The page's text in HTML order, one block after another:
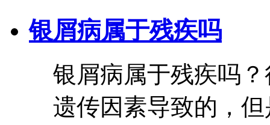
银屑病属于残疾吗
银屑病属于残疾吗
遗传因素导致的，